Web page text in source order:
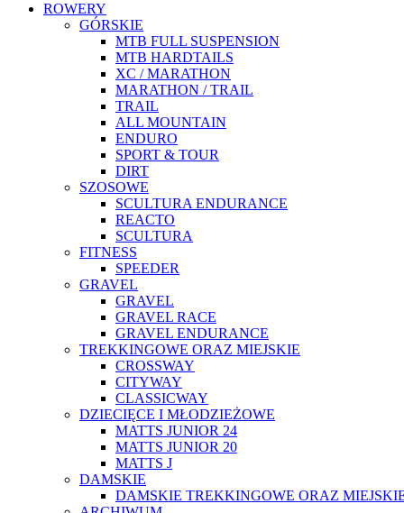
ROWERY
GÓRSKIE
MTB FULL SUSPENSION
MTB HARDTAILS
XC / MARATHON
MARATHON / TRAIL
TRAIL
ALL MOUNTAIN
ENDURO
SPORT & TOUR
DIRT
SZOSOWE
SCULTURA ENDURANCE
REACTO
SCULTURA
FITNESS
SPEEDER
GRAVEL
GRAVEL
GRAVEL RACE
GRAVEL ENDURANCE
TREKKINGOWE ORAZ MIEJSKIE
CROSSWAY
CITYWAY
CLASSICWAY
DZIECIĘCE I MŁODZIEŻOWE
MATTS JUNIOR 24
MATTS JUNIOR 20
MATTS J
DAMSKIE
DAMSKIE TREKKINGOWE ORAZ